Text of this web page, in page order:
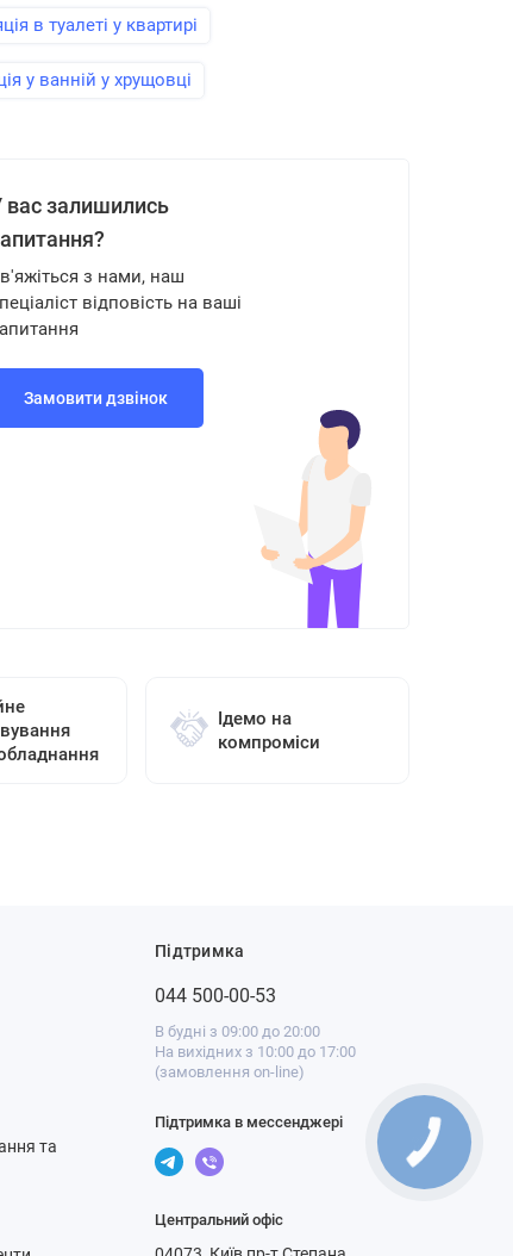
в туалеті у квартирі
у ванній у хрущовці
вас залишились
з нами, наш
відповість на ваші
Замовити дзвінок
Ідемо на
компроміси
та
Підтримка
044 500-00-53
В будні з 09:00 до 20:00
На вихідних з 10:00 до 17:00
(замовлення on-line)
Підтримка в мессенджері
Центральний офіс